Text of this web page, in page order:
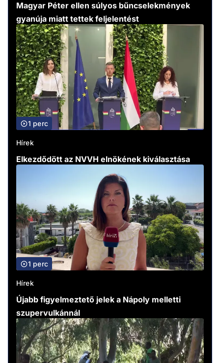
Magyar Péter ellen súlyos bűncselekmények
gyanúja miatt tettek feljelentést
1 perc
Hírek
Elkezdődött az NVVH elnökének kiválasztása
1 perc
Hírek
Újabb figyelmeztető jelek a Nápoly melletti
szupervulkánnál